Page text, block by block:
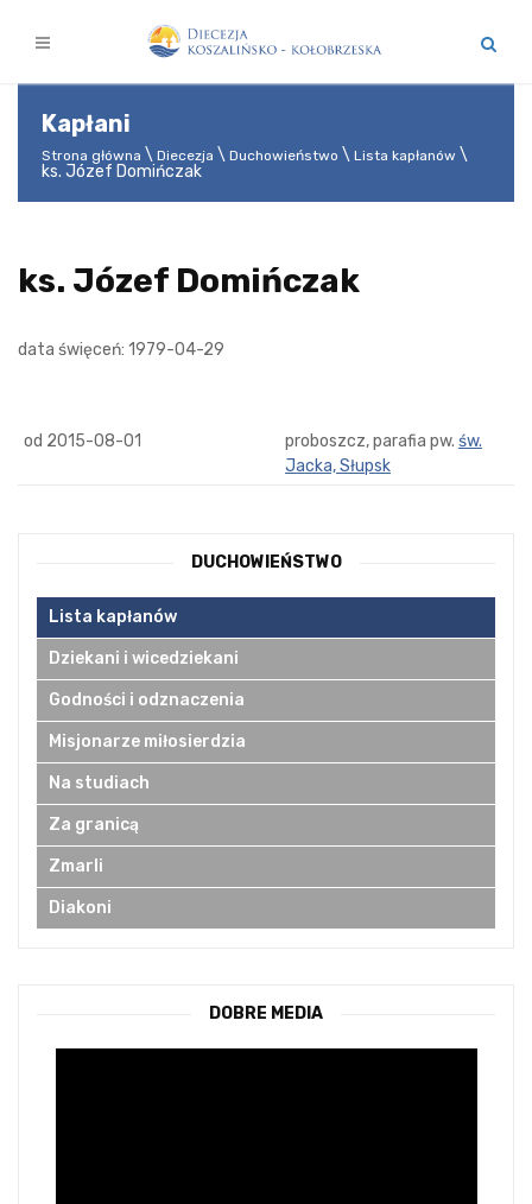
Kapłani
Strona główna Diecezja Duchowieństwo Lista kapłanów
ks. Józef Domińczak
ks. Józef Domińczak
data święceń: 1979-04-29
od 2015-08-01 proboszcz, parafia pw. św.
Jacka, Słupsk
DUCHOWIEŃSTWO
Lista kapłanów
Dziekani i wicedziekani
Godności i odznaczenia
Misjonarze miłosierdzia
Na studiach
Za granicą
Zmarli
Diakoni
DOBRE MEDIA